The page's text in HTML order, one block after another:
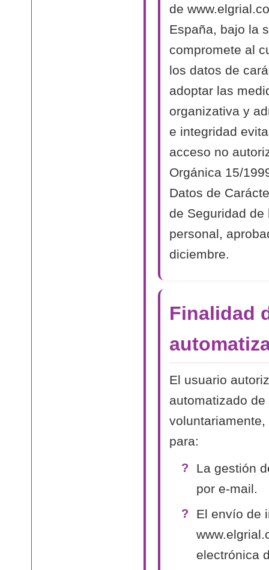
de
España, bajo la
compromete al
los datos de
adoptar las
organizativa y
e integridad
acceso no
Orgánica 15/
Datos de
de Seguridad
personal,
diciembre.
Finalidad
El usuario
automatizado
para:
La gestión
por e-mail.
El envío de
electrónica